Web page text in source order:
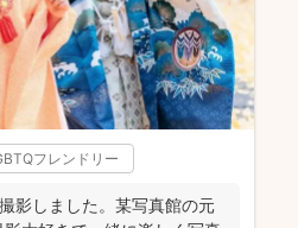
フレンドリー
影しました。某写真館の元